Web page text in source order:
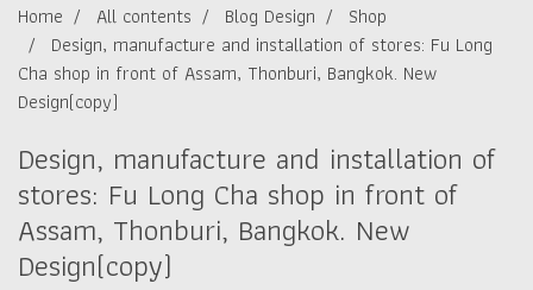
Home All contents Blog Design
Shop
Design, manufacture and installation of stores: Fu Long
Cha shop in front of Assam, Thonburi, Bangkok. New
Design(copy)
Design, manufacture and installation of
stores: Fu Long Cha shop in front of
Assam, Thonburi, Bangkok. New
Design(copy)